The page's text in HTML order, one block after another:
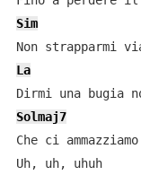
Sim
La
Solmaj7
Che ci
Uh, uh, uhuh